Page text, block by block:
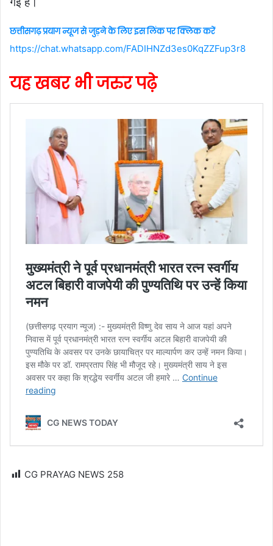
छत्तीसगढ़ प्रयाग न्यूज से जुड़ने के लिए इस लिंक पर क्लिक करें
https://chat.whatsapp.com/FADIHNZd3es0KqZZFup3r8
यह खबर भी जरुर पढ़े
CG PRAYAG NEWS 258